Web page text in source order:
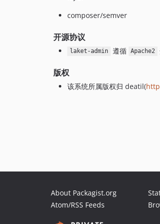
composer/semver
开源协议
laket-admin 遵循 Apache2
版权
该系统所属版权归 deatil(
About Packagist.org
Atom/RSS Feeds